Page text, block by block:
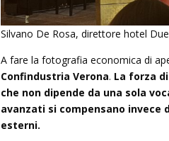
Silvano De Rosa, direttore hotel
A fare la fotografia economica di
Confindustria Verona. La forza
che non dipende da una sola
avanzati si compensano
esterni.